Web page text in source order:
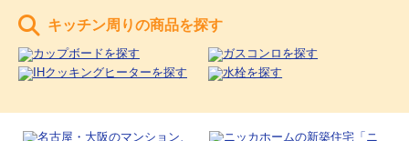
キッチン周りの商品を探す